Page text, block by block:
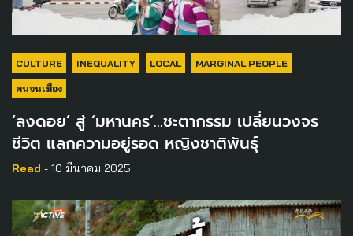
CULTURE INEQUALITY LOCAL MARGINAL PEOPLE
คนจนเมือง
‘ลงดอย’ สู่ ‘มหานคร’…ชะตากรรม เปลี่ยนวงจร
ชีวิต แลกความอยู่รอด หญิงชาติพันธุ์
Read - 10 มีนาคม 2025